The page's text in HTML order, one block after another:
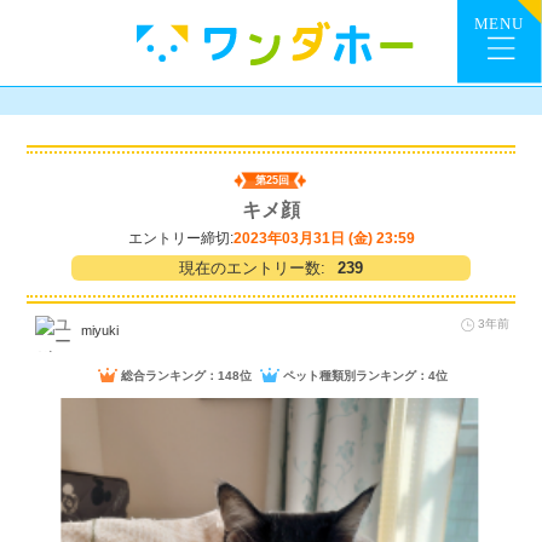
第25回
キメ顔
エントリー締切:2023年03月31日 (金) 23:59
現在のエントリー数: 239
miyuki 3年前
総合ランキング：148位 ペット種類別ランキング：4位